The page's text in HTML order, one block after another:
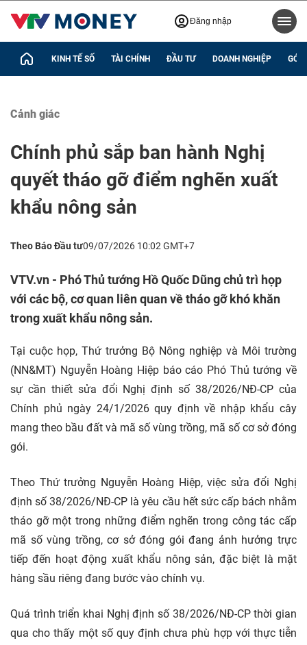
Đăng nhập
KINH TẾ SỐ TÀI CHÍNH ĐẦU TƯ DOANH NGHIỆP GÓC
Cảnh giác
Chính phủ sắp ban hành Nghị
quyết tháo gỡ điểm nghẽn xuất
khẩu nông sản
Theo Báo Đầu tư09/07/2026 10:02 GMT+7
VTV.vn - Phó Thủ tướng Hồ Quốc Dũng chủ trì họp
với các bộ, cơ quan liên quan về tháo gỡ khó khăn
trong xuất khẩu nông sản.
Tại cuộc họp, Thứ trưởng Bộ Nông nghiệp và Môi trường
(NN&MT) Nguyễn Hoàng Hiệp báo cáo Phó Thủ tướng về
sự cần thiết sửa đổi Nghị định số 38/2026/NĐ-CP của
Chính phủ ngày 24/1/2026 quy định về nhập khẩu cây
mang theo bầu đất và mã số vùng trồng, mã số cơ sở đóng
gói.
Theo Thứ trưởng Nguyễn Hoàng Hiệp, việc sửa đổi Nghị
định số 38/2026/NĐ-CP là yêu cầu hết sức cấp bách nhằm
tháo gỡ một trong những điểm nghẽn trong công tác cấp
mã số vùng trồng, cơ sở đóng gói đang ảnh hưởng trực
tiếp đến hoạt động xuất khẩu nông sản, đặc biệt là mặt
hàng sầu riêng đang bước vào chính vụ.
Quá trình triển khai Nghị định số 38/2026/NĐ-CP thời gian
qua cho thấy một số quy định chưa phù hợp với thực tiễn